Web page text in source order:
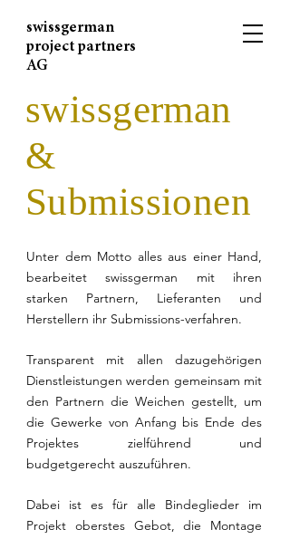
swissgerman
project partners
AG
swissgerman
&
Submissionen
Unter dem Motto alles aus einer Hand,
bearbeitet swissgerman mit ihren
starken Partnern, Lieferanten und
Herstellern ihr Submissions-verfahren.
Transparent mit allen dazugehörigen
Dienstleistungen werden gemeinsam mit
den Partnern die Weichen gestellt, um
die Gewerke von Anfang bis Ende des
Projektes zielführend und
budgetgerecht auszuführen.
Dabei ist es für alle Bindeglieder im
Projekt oberstes Gebot, die Montage